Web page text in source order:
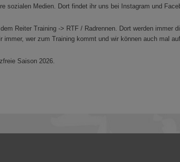
sozialen Medien. Dort findet ihr uns bei Instagram und
Reiter Training -> RTF / Radrennen. Dort werden
wer zum Training kommt und wir können auch mal
Saison 2026.